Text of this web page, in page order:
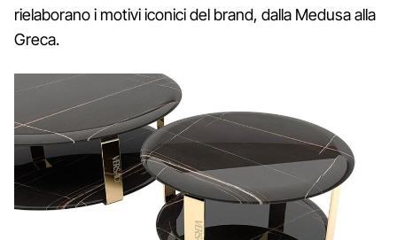
rielaborano i motivi iconici del brand, dalla Medusa alla
Greca.